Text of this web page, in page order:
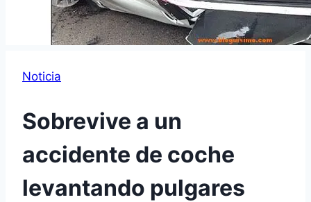
Noticia
Sobrevive a un
accidente de coche
levantando pulgares